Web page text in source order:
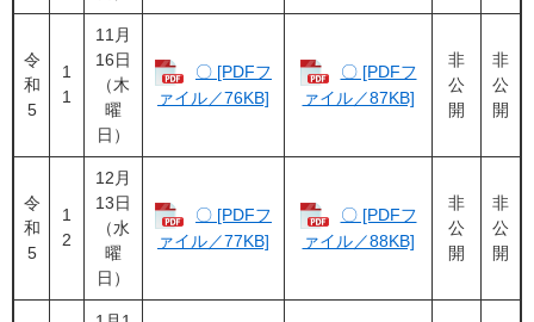
令
和
5
1
1
11月
16日
（木
曜
日）
〇 [PDFフ
ァイル／76KB]
〇 [PDFフ
ァイル／87KB]
非
公
開
非
公
開
令
和
5
1
2
12月
13日
（水
曜
日）
〇 [PDFフ
ァイル／77KB]
〇 [PDFフ
ァイル／88KB]
非
公
開
非
公
開